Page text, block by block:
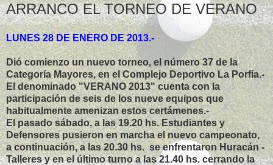
ARRANCO EL TORNEO DE VERANO
LUNES 28 DE ENERO DE 2013.-
Dió comienzo un nuevo torneo, el número 37 de la
Categoría Mayores, en el Complejo Deportivo La Porfía.-
El denominado "VERANO 2013" cuenta con la
participación de seis de los nueve equipos que
habitualmente amenizan estos certámenes.-
El pasado sábado, a las 19.20 hs. Estudiantes y
Defensores pusieron en marcha el nuevo campeonato,
a continuación, a las 20.30 hs. se enfrentaron Huracán -
Talleres y en el último turno a las 21.40 hs. cerrando la